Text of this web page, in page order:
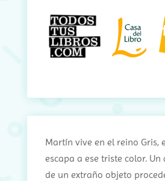
Martín vive en el reino Gris,
escapa a ese triste color.
de un extraño objeto